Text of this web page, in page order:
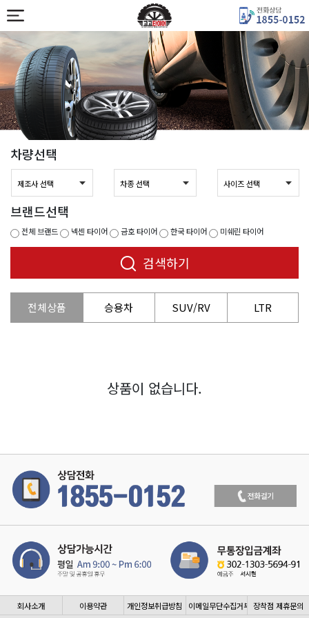
차량선택
브랜드선택
전체 브랜드 넥센 타이어 금호 타이어 한국 타이어 미쉐린 타이어
검색하기
전체상품 승용차 SUV/RV LTR
상품이 없습니다.
회사소개 이용약관 개인정보취급방침 이메일무단수집거부 장착점 제휴문의